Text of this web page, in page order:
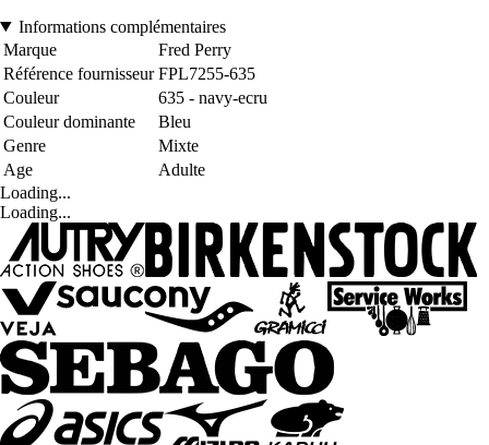
Informations complémentaires
Marque
Fred Perry
Référence fournisseur FPL7255-635
Couleur
635 - navy-ecru
Couleur dominante
Bleu
Genre
Mixte
Age
Adulte
Loading...
Loading...